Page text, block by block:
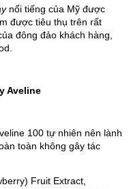
nổi tiếng của Mỹ được
được tiêu thụ trên rất
đông đảo khách hàng,
Aveline
100 tự nhiên nên lành
toàn không gây tác
Fruit Extract,